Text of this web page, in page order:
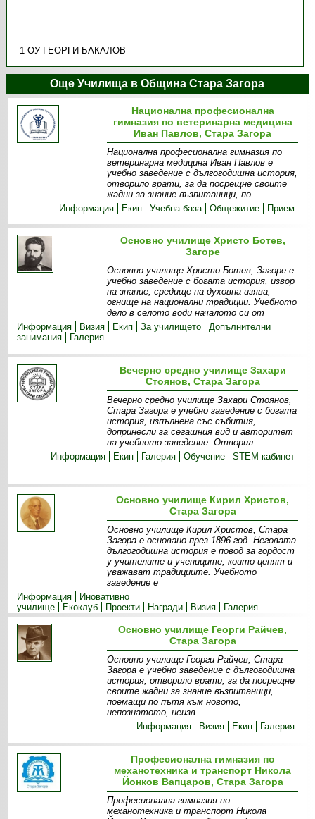
1 ОУ ГЕОРГИ БАКАЛОВ
Още Училища в Община Стара Загора
Национална професионална
гимназия по ветеринарна медицина
Иван Павлов, Стара Загора
Национална професионална гимназия по
ветеринарна медицина Иван Павлов е
учебно заведение с дългогодишна история,
отворило врати, за да посрещне своите
жадни за знание възпитаници, по
Информация
Екип Учебна база Общежитие Прием
Основно училище Христо Ботев,
Загоре
Основно училище Христо Ботев, Загоре е
учебно заведение с богата история, извор
на знание, средище на духовна изява,
огнище на национални традиции. Учебното
дело в селото води началото си от
Информация
Визия Екип За училището
Допълнителни
занимания
Галерия
Вечерно средно училище Захари
Стоянов, Стара Загора
Вечерно средно училище Захари Стоянов,
Стара Загора е учебно заведение с богата
история, изпълнена със събития,
допринесли за сегашния вид и авторитет
на учебното заведение. Отворил
Информация
Екип Галерия Обучение STEM кабинет
Основно училище Кирил Христов,
Стара Загора
Основно училище Кирил Христов, Стара
Загора е основано през 1896 год. Неговата
дългогодишна история е повод за гордост
у учителите и учениците, които ценят и
уважават традициите. Учебното
заведение е
Информация
Иновативно
училище
Екоклуб Прoекти Награди Визия Галерия
Основно училище Георги Райчев,
Стара Загора
Основно училище Георги Райчев, Стара
Загора е учебно заведение с дългогодишна
история, отворило врати, за да посрещне
своите жадни за знание възпитаници,
поемащи по пътя към новото,
непознатото, неизв
Информация
Визия Екип Галерия
Професионална гимназия по
механотехника и транспорт Никола
Йонков Вапцаров, Стара Загора
Професионална гимназия по
механотехника и транспорт Никола